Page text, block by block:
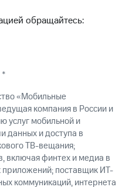
обращайтесь:
*
«Мобильные
компания в России и
услуг мобильной и
данных и доступа в
ТВ-вещания;
включая финтех и медиа в
приложений; поставщик ИТ-
коммуникаций, интернета